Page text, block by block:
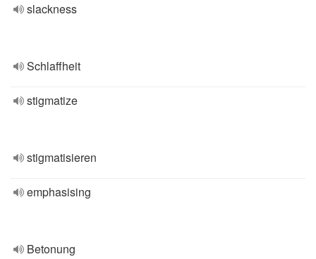
slackness
Schlaffheit
stigmatize
stigmatisieren
emphasising
Betonung